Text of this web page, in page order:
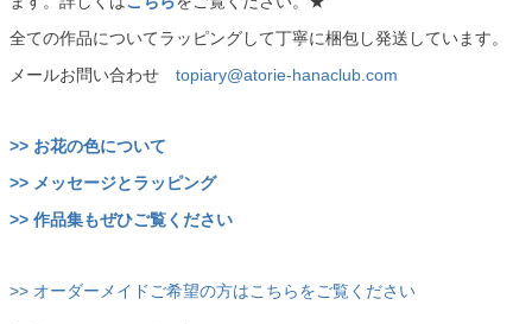
全ての作品についてラッピングして丁寧に梱包し発送しています。
メールお問い合わせ topiary@atorie-hanaclub.com
>> お花の色について
>> メッセージとラッピング
>> 作品集もぜひご覧ください
>> オーダーメイドご希望の方はこちらをご覧ください